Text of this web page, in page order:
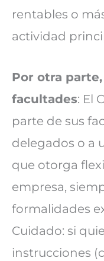
rentables o
actividad
Por otra
facultades: El
parte de sus
delegados o a
que otorga
empresa,
formalidades
Cuidado: si
instrucciones